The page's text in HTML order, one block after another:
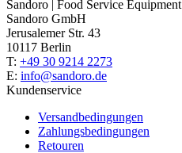
Sandoro | Food Service Equipment
Sandoro GmbH
Jerusalemer Str. 43
10117 Berlin
T: +49 30 9214 2273
E: info@sandoro.de
Kundenservice
Versandbedingungen
Zahlungsbedingungen
Retouren